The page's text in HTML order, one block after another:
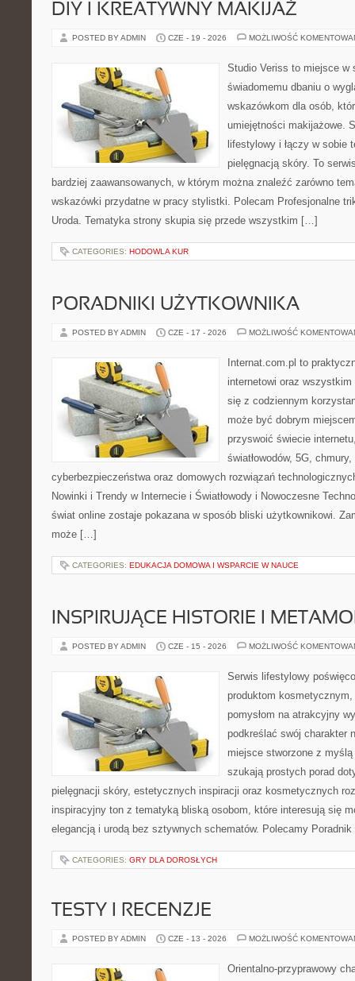
DIY I KREATYWNY MAKIJAŻ
POSTED BY ADMIN CZE - 19 - 2026 MOŻLIWOŚĆ
Studio Veriss to miejsce w
świadomemu dbaniu o
wskazówkom dla osób,
umiejętności makijażowe.
lifestylowy i łączy w sobie
pielęgnacją skóry. To
bardziej zaawansowanych, w którym można znaleźć zarówno
wskazówki przydatne w pracy stylistki. Polecam Profesjonalne
Uroda. Tematyka strony skupia się przede wszystkim […]
CATEGORIES: HODOWLA KUR
PORADNIKI UŻYTKOWNIKA
POSTED BY ADMIN CZE - 17 - 2026 MOŻLIWOŚĆ
Internat.com.pl to
internetowi oraz
się z codziennym
może być dobrym
przyswoić świecie
światłowodów, 5G,
cyberbezpieczeństwa oraz domowych rozwiązań
Nowinki i Trendy w Internecie i Światłowody i Nowoczesne
świat online zostaje pokazana w sposób bliski użytkownikowi.
może […]
CATEGORIES: EDUKACJA DOMOWA I WSPARCIE W NAUCE
INSPIRUJĄCE HISTORIE I
POSTED BY ADMIN CZE - 15 - 2026 MOŻLIWOŚĆ
Serwis lifestylowy
produktom
pomysłom na atrakcyjny
podkreślać swój charakter
miejsce stworzone z
szukają prostych porad
pielęgnacji skóry, estetycznych inspiracji oraz kosmetycznych
inspiracyjny ton z tematyką bliską osobom, które interesują się
elegancją i urodą bez sztywnych schematów. Polecamy
CATEGORIES: GRY DLA DOROSŁYCH
TESTY I RECENZJE
POSTED BY ADMIN CZE - 13 - 2026 MOŻLIWOŚĆ
Orientalno-przyprawowy